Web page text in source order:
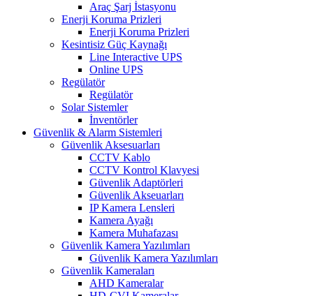
Araç Şarj İstasyonu
Enerji Koruma Prizleri
Enerji Koruma Prizleri
Kesintisiz Güç Kaynağı
Line Interactive UPS
Online UPS
Regülatör
Regülatör
Solar Sistemler
İnventörler
Güvenlik & Alarm Sistemleri
Güvenlik Aksesuarları
CCTV Kablo
CCTV Kontrol Klavyesi
Güvenlik Adaptörleri
Güvenlik Akseuarları
IP Kamera Lensleri
Kamera Ayağı
Kamera Muhafazası
Güvenlik Kamera Yazılımları
Güvenlik Kamera Yazılımları
Güvenlik Kameraları
AHD Kameralar